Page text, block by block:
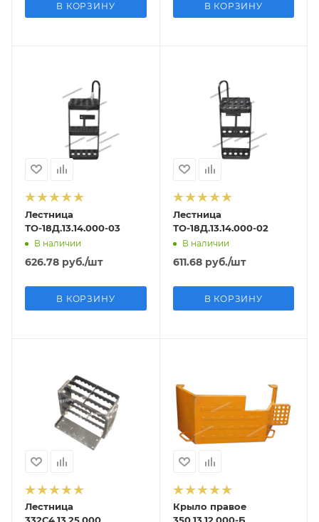
В КОРЗИНУ В КОРЗИНУ
Лестница
ТО-18Д.13.14.000-03
В наличии
626.78 руб./шт
В КОРЗИНУ
Лестница
ТО-18Д.13.14.000-02
В наличии
611.68руб./шт
В КОРЗИНУ
Лестница
Крыло правое